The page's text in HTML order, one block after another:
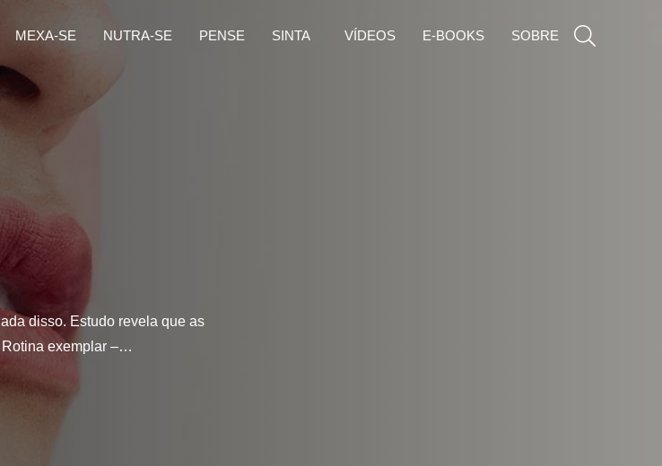
MEXA-SE NUTRA-SE PENSE SINTA VÍDEOS E-BOOKS SOBRE
disso. Estudo revela que as
Rotina exemplar –…